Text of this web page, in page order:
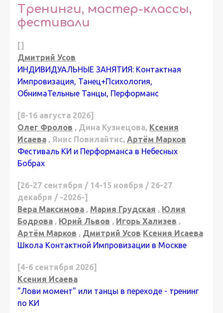
Тренинги, мастер-классы,
фестивали
[]
Дмитрий Усов
ИНДИВИДУАЛЬНЫЕ ЗАНЯТИЯ: Контактная
Импровизация, Танец+Психология,
ОбнимаТельные Танцы, Перформанс
[8-16 августа 2026]
Олег Фролов , Дина Кузнецова, Ксения
Исаева , Янис Повилайтис, Артём Марков
Фестиваль КИ и Перформанса в Небесных
Бобрах
[26-27 сентября / 14-15 ноября / 26-27
декабря / -2026-]
Вера Максимова , Мария Грудская , Юлия
Бодрова , Юрий Львов , Игорь Хализев ,
Артём Марков , Дмитрий Усов Ксения Исаева
Школа Контактной Импровизации в Москве
[4-6 сентября 2026]
Ксения Исаева
"Лови момент" или танцы в переходе - тренинг
по КИ